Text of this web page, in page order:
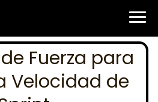
Fuerza para
Velocidad de